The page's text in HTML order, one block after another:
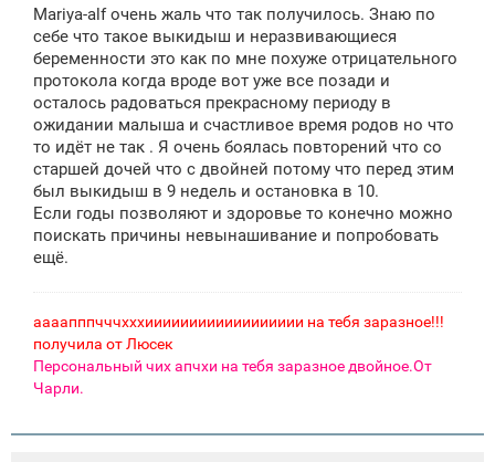
Mariya-alf очень жаль что так получилось. Знаю по
себе что такое выкидыш и неразвивающиеся
беременности это как по мне похуже отрицательного
протокола когда вроде вот уже все позади и
осталось радоваться прекрасному периоду в
ожидании малыша и счастливое время родов но что
то идёт не так . Я очень боялась повторений что со
старшей дочей что с двойней потому что перед этим
был выкидыш в 9 недель и остановка в 10.
Если годы позволяют и здоровье то конечно можно
поискать причины невынашивание и попробовать
ещё.
аааапппчччхххииииииииииииииииии на тебя заразное!!!
получила от Люсек
Персональный чих апчхи на тебя заразное двойное.От
Чарли.